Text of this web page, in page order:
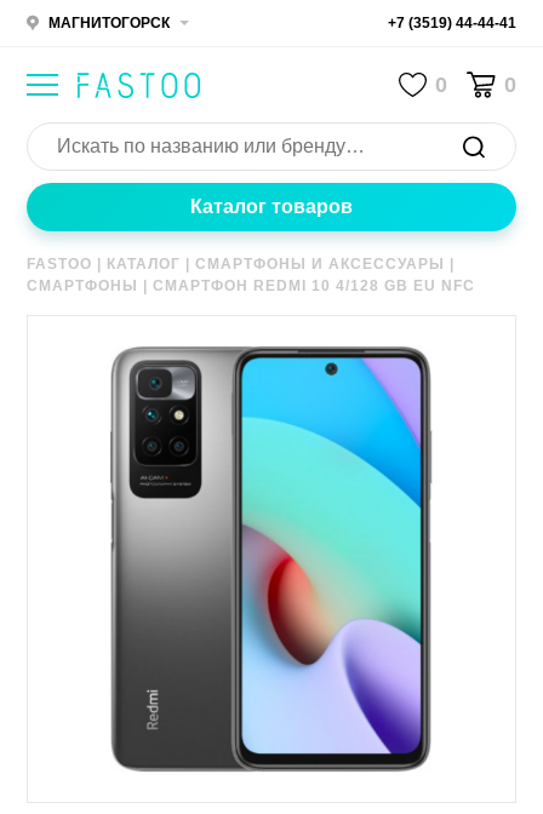
МАГНИТОГОРСК +7 (3519) 44-44-41
0 0
Каталог товаров
FASTOO КАТАЛОГ |СМАРТФОНЫ И АКСЕССУАРЫ
СМАРТФОНЫ
|СМАРТФОН REDMI 10 4/128 GB EU NFC